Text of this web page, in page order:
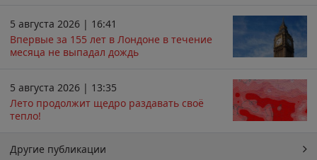
5 августа 2026 | 16:41
Впервые за 155 лет в Лондоне в течение
месяца не выпадал дождь
5 августа 2026 | 13:35
Лето продолжит щедро раздавать своё
тепло!
Другие публикации